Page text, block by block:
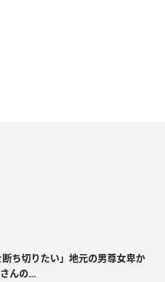
断ち切りたい」地元の男尊女卑か
んの...